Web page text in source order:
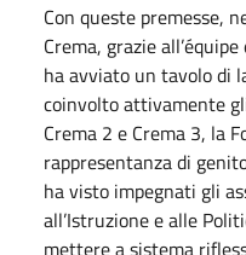
Con queste premesse,
Crema, grazie
ha avviato un tavolo di
coinvolto attivamente
Crema 2 e Crema 3, la
rappresentanza di
ha visto impegnati gli
all’Istruzione e alle
mettere a sistema